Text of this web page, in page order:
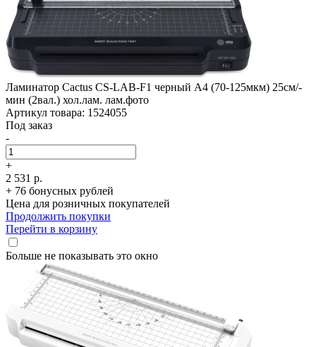
Ламинатор Cactus CS-LAB-F1 черный A4 (70-125мкм) 25см/­
мин (2вал.) хол.лам. лам.фото
Артикул товара: 1524055
Под заказ
-
+
2 531 р.
+ 76 бонусных рублей
Цена для розничных покупателей
Продолжить покупки
Перейти в корзину
Больше не показывать это окно